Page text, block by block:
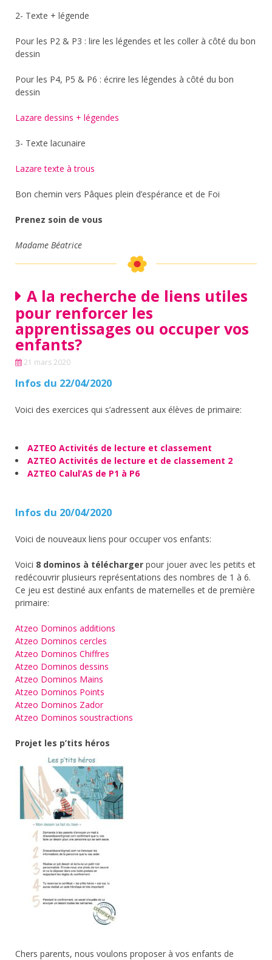
2- Texte + légende
Pour les P2 & P3 : lire les légendes et les coller à côté du bon
dessin
Pour les P4, P5 & P6 : écrire les légendes à côté du bon
dessin
Lazare dessins + légendes
3- Texte lacunaire
Lazare texte à trous
Bon chemin vers Pâques plein d’espérance et de Foi
Prenez soin de vous
Madame Béatrice
A la recherche de liens utiles
pour renforcer les
apprentissages ou occuper vos
enfants?
21 mars 2020
Infos du 22/04/2020
Voici des exercices qui s’adressent aux élèves de primaire:
AZTEO Activités de lecture et classement
AZTEO Activités de lecture et de classement 2
AZTEO Calul’AS de P1 à P6
Infos du 20/04/2020
Voici de nouveaux liens pour occuper vos enfants:
Voici 8 dominos à télécharger pour jouer avec les petits et
redécouvrir plusieurs représentations des nombres de 1 à 6.
Ce jeu est destiné aux enfants de maternelles et de première
primaire:
Atzeo Dominos additions
Atzeo Dominos cercles
Atzeo Dominos Chiffres
Atzeo Dominos dessins
Atzeo Dominos Mains
Atzeo Dominos Points
Atzeo Dominos Zador
Atzeo Dominos soustractions
Projet les p’tits héros
Chers parents, nous voulons proposer à vos enfants de